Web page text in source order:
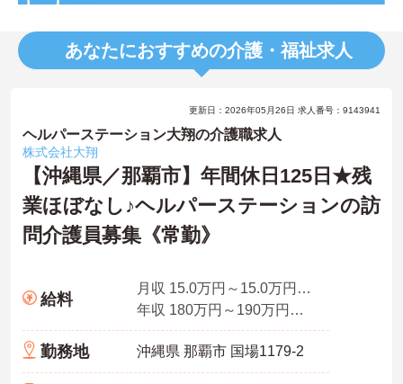
あなたにおすすめの介護・福祉求人
更新日：2026年05月26日 求人番号：9143941
ヘルパーステーション大翔の介護職求人
株式会社大翔
【沖縄県／那覇市】年間休日125日★残
業ほぼなし♪ヘルパーステーションの訪
問介護員募集《常勤》
給料
月収 15.0万円～15.0万円程度 ※処遇加算手当込み
年収 180万円～190万円程度 ※月収×12ヶ月+賞与
勤務地 沖縄県 那覇市 国場1179-2